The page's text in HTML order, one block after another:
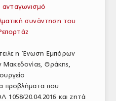
ανταγωνισμό
συνάντηση του
η Ένωση Εμπόρων
Θράκης,
προβλήματα που
1058/20.04.2016 και ζητά